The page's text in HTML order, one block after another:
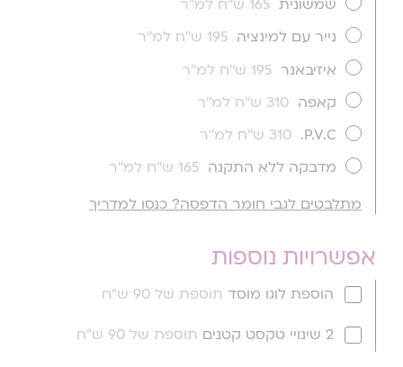
שמשונית 165 ש''ח למ''ר
נייר עם למינציה 195 ש''ח למ''ר
איזיבאנר 195 ש''ח למ''ר
קאפה 310 ש''ח למ''ר
P.V.C.
310 ש''ח למ''ר
מדבקה ללא התקנה 165 ש''ח למ''ר
מתלבטים לגבי חומר הדפסה? כנסו למדריך
אפשרויות נוספות
הוספת לוגו מוסד תוספת של 90 ש"ח
2 שינויי טקסט קטנים תוספת של 90 ש"ח